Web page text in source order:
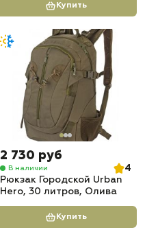
Купить
2 730 руб
В наличии
4
Рюкзак Городской Urban
Hero, 30 литров, Олива
Купить